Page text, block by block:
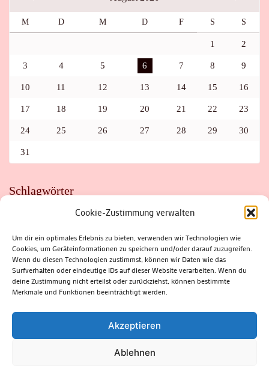
Cookie-Zustimmung verwalten
Um dir ein optimales Erlebnis zu bieten, verwenden wir Technologien wie
Cookies, um Geräteinformationen zu speichern und/oder darauf zuzugreifen.
Wenn du diesen Technologien zustimmst, können wir Daten wie das
Surfverhalten oder eindeutige IDs auf dieser Website verarbeiten. Wenn du
deine Zustimmung nicht erteilst oder zurückziehst, können bestimmte
Merkmale und Funktionen beeinträchtigt werden.
Akzeptieren
Ablehnen
M D M D F S S
1 2
3 4 5 6 7 8 9
10 11 12 13 14 15 16
17 18 19 20 21 22 23
24 25 26 27 28 29 30
31
Schlagwörter
FAHRRAD
FLOHMARKT FOLK GEWINNSPIEL
HITZE
HITZEFALLE AUTO
IRISH DANCE JAZZ
KABARETT
KINDER
KIRMES KLASSIK
KLEINE SUHLER REIHE
KRIMI
KULTUR LESUNG LOTTO
MEININGEN
PARASITEN
PILZE SCHLEUSINGEN
SCHULWEG
SOMMERFERIEN
SPORT SRH
STADTFEST
STADTMARKETING
STRASSENSPERRUNG
SUHL
SUHLER FRÜHLING
SUHLER STADTMARKETING
THÜRINGER WALD
ZELLA-MEHLIS